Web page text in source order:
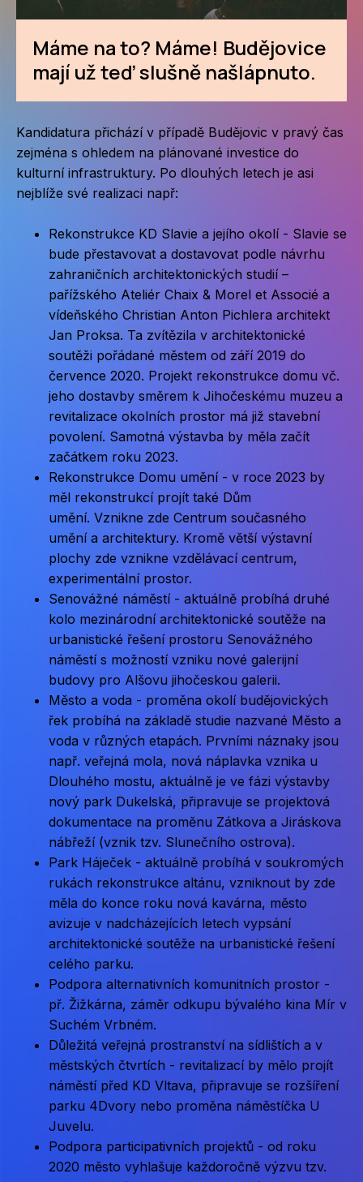
Máme na to? Máme! Budějovice
mají už teď slušně našlápnuto.
Kandidatura přichází v případě Budějovic v pravý čas
zejména s ohledem na plánované investice do
kulturní infrastruktury. Po dlouhých letech je asi
nejblíže své realizaci např:
Rekonstrukce KD Slavie a jejího okolí - Slavie se
bude přestavovat a dostavovat podle návrhu
zahraničních architektonických studií –
pařížského Ateliér Chaix & Morel et Associé a
vídeňského Christian Anton Pichlera architekt
Jan Proksa. Ta zvítězila v architektonické
soutěži pořádané městem od září 2019 do
července 2020. Projekt rekonstrukce domu vč.
jeho dostavby směrem k Jihočeskému muzeu a
revitalizace okolních prostor má již stavební
povolení. Samotná výstavba by měla začít
začátkem roku 2023.
Rekonstrukce Domu umění- v roce 2023 by
měl rekonstrukcí projít také Dům
umění. Vznikne zde Centrum současného
umění a architektury. Kromě větší výstavní
plochy zde vznikne vzdělávací centrum,
experimentální prostor.
Senovážné náměstí - aktuálně probíhá druhé
kolo mezinárodní architektonické soutěže na
urbanistické řešení prostoru Senovážného
náměstí s možností vzniku nové galerijní
budovy pro Alšovu jihočeskou galerii.
Město a voda - proměna okolí budějovických
řek probíhá na základě studie nazvané Město a
voda v různých etapách. Prvními náznaky jsou
např. veřejná mola, nová náplavka vznika u
Dlouhého mostu, aktuálně je ve fázi výstavby
nový park Dukelská, připravuje se projektová
dokumentace na proměnu Zátkova a Jiráskova
nábřeží (vznik tzv. Slunečního ostrova).
Park Háječek - aktuálně probíhá v soukromých
rukách rekonstrukce altánu, vzniknout by zde
měla do konce roku nová kavárna, město
avizuje v nadcházejících letech vypsání
architektonické soutěže na urbanistické řešení
celého parku.
Podpora alternativních komunitních prostor -
př. Žižkárna, záměr odkupu bývalého kina Mír v
Suchém Vrbném.
Důležitá veřejná prostranství na sídlištích a v
městských čtvrtích - revitalizací by mělo projít
náměstí před KD Vltava, připravuje se rozšíření
parku 4Dvory nebo proměna náměstíčka U
Juvelu.
Podpora participativních projektů - od roku
2020 město vyhlašuje každoročně výzvu tzv.